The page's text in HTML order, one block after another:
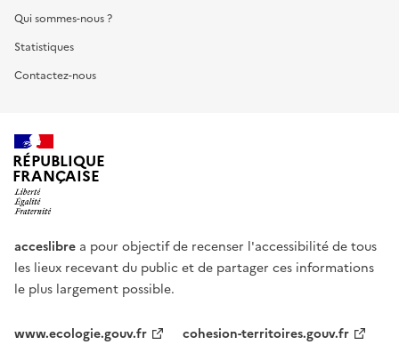
Qui sommes-nous ?
Statistiques
Contactez-nous
RÉPUBLIQUE
FRANÇAISE
acceslibre a pour objectif de recenser l'accessibilité de tous
les lieux recevant du public et de partager ces informations
le plus largement possible.
www.ecologie.gouv.fr
cohesion-territoires.gouv.fr